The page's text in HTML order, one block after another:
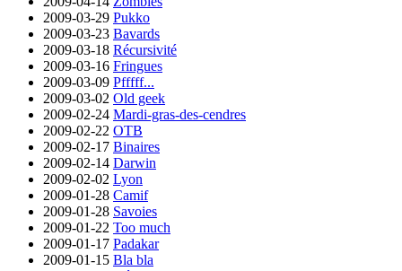
2009-03-29 Pukko
2009-03-23 Bavards
2009-03-18 Récursivité
2009-03-16 Fringues
2009-03-09 Pfffff...
2009-03-02 Old geek
2009-02-24 Mardi-gras-des-cendres
2009-02-22 OTB
2009-02-17 Binaires
2009-02-14 Darwin
2009-02-02 Lyon
2009-01-28 Camif
2009-01-28 Savoies
2009-01-22 Too much
2009-01-17 Padakar
2009-01-15 Bla bla